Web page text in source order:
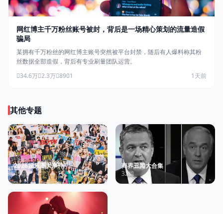
网红博主千万粉丝账号被封，背后是一场精心策划的流量造假
骗局
某拥有千万粉丝的网红博主账号突然被平台封禁，随后有人爆料称其粉
丝数据全部造假，背后有专业刷量团队运营。
34.6万 2.3万 8901 1天前
其他专题
2026娱乐圈大事件
45篇
商界丑闻大合集
32篇